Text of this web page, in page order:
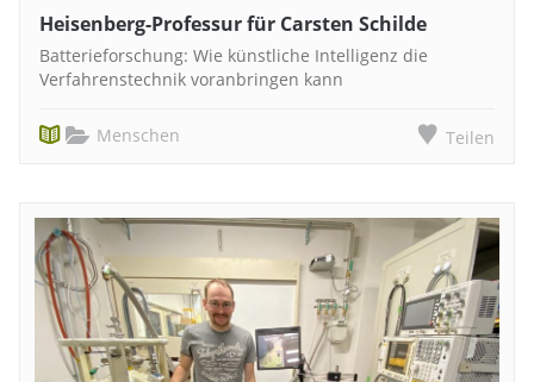
Heisenberg-Professur für Carsten Schilde
Batterieforschung: Wie künstliche Intelligenz die
Verfahrenstechnik voranbringen kann
Menschen Teilen